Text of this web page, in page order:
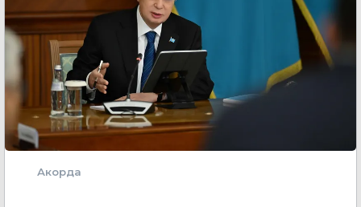
Акорда